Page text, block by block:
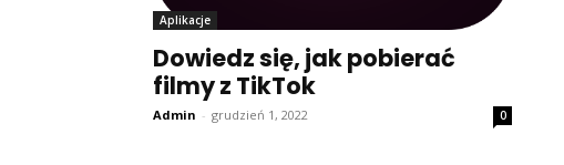
Aplikacje
Dowiedz się, jak pobierać
filmy z TikTok
Admin - grudzień 1, 2022 0